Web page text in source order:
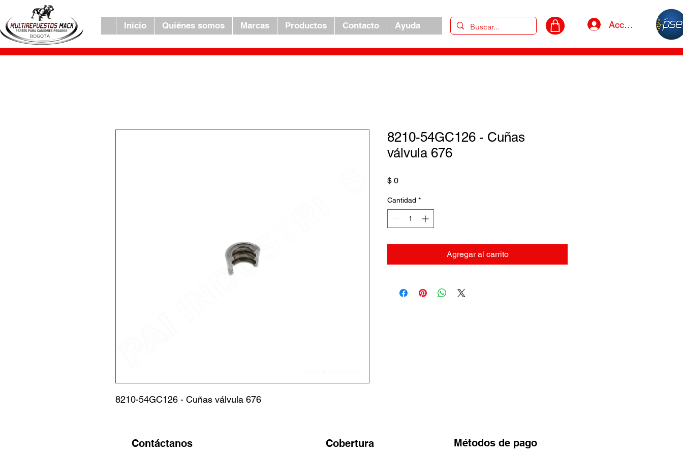
Inicio Quiénes somos Marcas Productos Contacto Ayuda Acceso
8210-54GC126 - Cuñas válvula 676
8210-54GC126 - Cuñas
válvula 676
$ 0Precio
Cantidad *
Agregar al carrito
Contáctanos Cobertura Métodosde pago